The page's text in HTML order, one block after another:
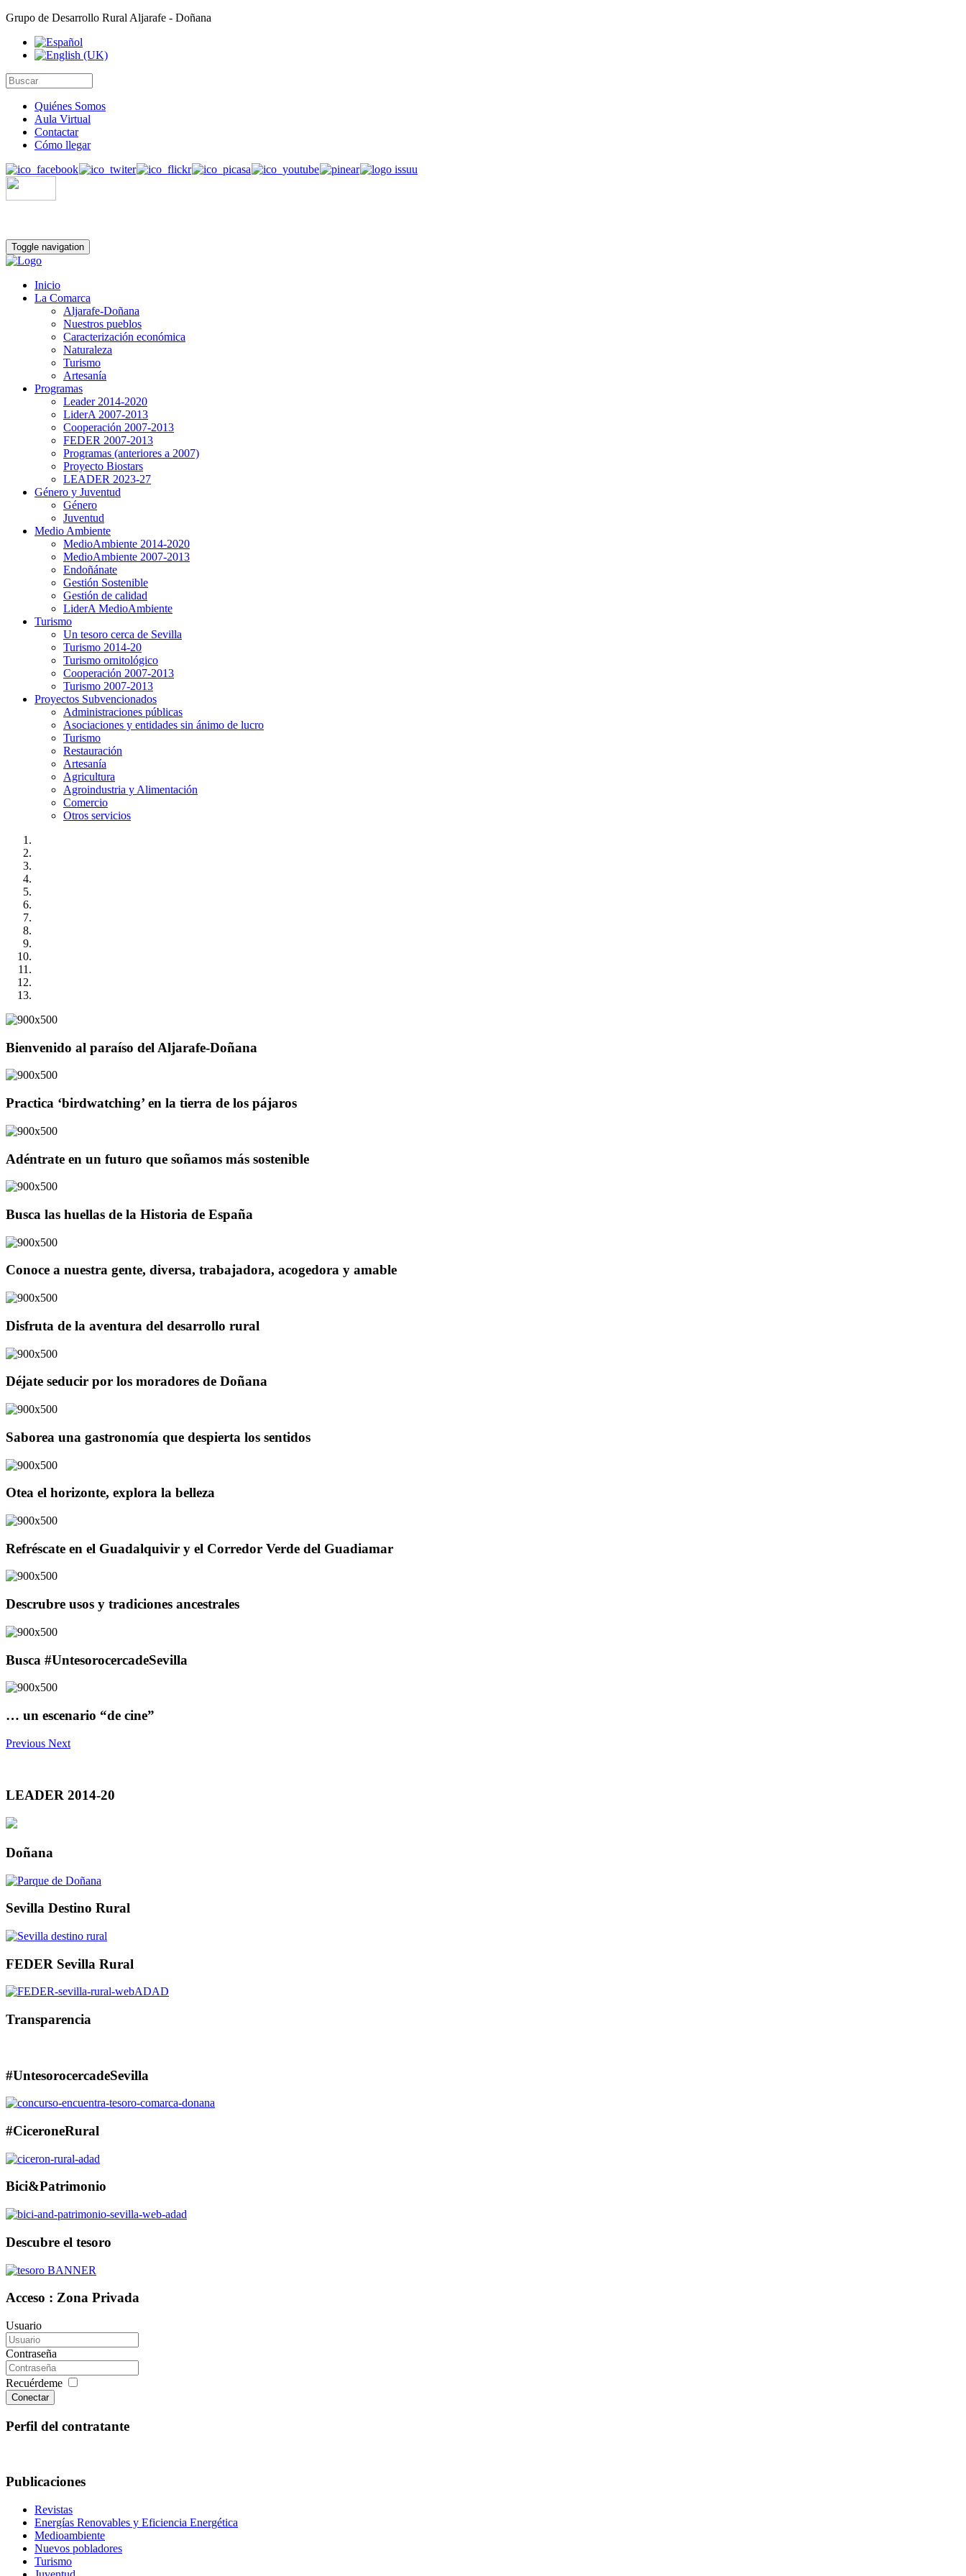
Grupo de Desarrollo Rural Aljarafe - Doñana
Quiénes Somos
Aula Virtual
Contactar
Cómo llegar
Toggle navigation
Inicio
La Comarca
Aljarafe-Doñana
Nuestros pueblos
Caracterización económica
Naturaleza
Turismo
Artesanía
Programas
Leader 2014-2020
LiderA 2007-2013
Cooperación 2007-2013
FEDER 2007-2013
Programas (anteriores a 2007)
Proyecto Biostars
LEADER 2023-27
Género y Juventud
Género
Juventud
Medio Ambiente
MedioAmbiente 2014-2020
MedioAmbiente 2007-2013
Endoñánate
Gestión Sostenible
Gestión de calidad
LiderA MedioAmbiente
Turismo
Un tesoro cerca de Sevilla
Turismo 2014-20
Turismo ornitológico
Cooperación 2007-2013
Turismo 2007-2013
Proyectos Subvencionados
Administraciones públicas
Asociaciones y entidades sin ánimo de lucro
Turismo
Restauración
Artesanía
Agricultura
Agroindustria y Alimentación
Comercio
Otros servicios
Bienvenido al paraíso del Aljarafe-Doñana
Practica ‘birdwatching’ en la tierra de los pájaros
Adéntrate en un futuro que soñamos más sostenible
Busca las huellas de la Historia de España
Conoce a nuestra gente, diversa, trabajadora, acogedora y amable
Disfruta de la aventura del desarrollo rural
Déjate seducir por los moradores de Doñana
Saborea una gastronomía que despierta los sentidos
Otea el horizonte, explora la belleza
Refréscate en el Guadalquivir y el Corredor Verde del Guadiamar
Descrubre usos y tradiciones ancestrales
Busca #UntesorocercadeSevilla
… un escenario “de cine”
Previous Next
LEADER 2014-20
Doñana
Sevilla Destino Rural
FEDER Sevilla Rural
Transparencia
#UntesorocercadeSevilla
#CiceroneRural
Bici&Patrimonio
Descubre el tesoro
Acceso : Zona Privada
Usuario
Contraseña
Recuérdeme
Conectar
Perfil del contratante
Publicaciones
Revistas
Energías Renovables y Eficiencia Energética
Medioambiente
Nuevos pobladores
Turismo